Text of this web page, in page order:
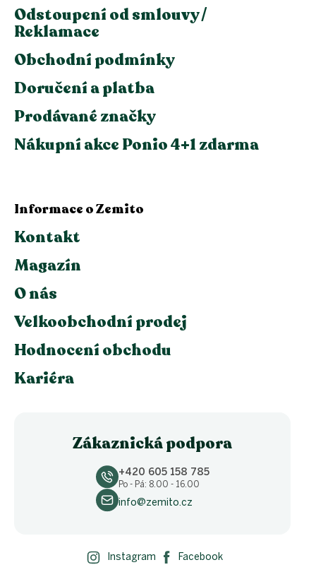
Odstoupení od smlouvy /
Reklamace
Obchodní podmínky
Doručení a platba
Prodávané značky
Nákupní akce Ponio 4+1 zdarma
Informace o Zemito
Kontakt
Magazín
O nás
Velkoobchodní prodej
Hodnocení obchodu
Kariéra
Zákaznická podpora
+420 605 158 785
Po - Pá: 8.00 - 16.00
info@zemito.cz
Instagram Facebook